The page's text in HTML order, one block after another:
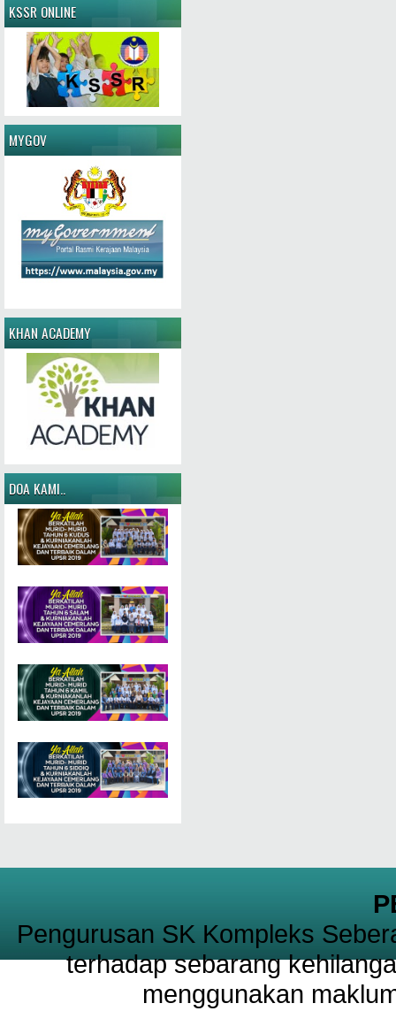
KSSR ONLINE
MYGOV
KHAN ACADEMY
DOA KAMI..
Pengurusan SK Kompleks
terhadap sebarang
menggunakan